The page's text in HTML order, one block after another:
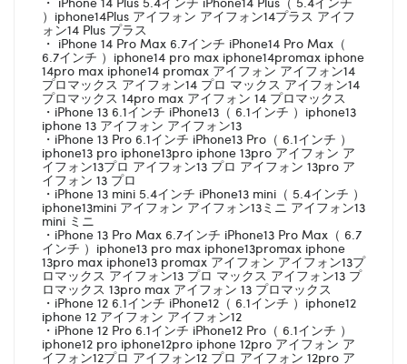
）iphone14Plus アイフォン アイフォン14プラス アイフ
ォン14 Plus プラス
・ iPhone 14 Pro Max 6.7インチ iPhone14 Pro Max（
6.7インチ ）iphone14 pro max iphone14promax iphone
14pro max iphone14 promax アイフォン アイフォン14
プロマックス アイフォン14 プロ マックス アイフォン14
プロマックス 14pro max アイフォン 14 プロマックス
・iPhone 13 6.1インチ iPhone13（ 6.1インチ ）iphone13
iphone 13 アイフォン アイフォン13
・iPhone 13 Pro 6.1インチ iPhone13 Pro（ 6.1インチ ）
iphone13 pro iphone13pro iphone 13pro アイフォン ア
イフォン13プロ アイフォン13 プロ アイフォン 13pro ア
イフォン 13 プロ
・iPhone 13 mini 5.4インチ iPhone13 mini（ 5.4インチ ）
iphone13mini アイフォン アイフォン13ミニ アイフォン13
mini ミニ
・iPhone 13 Pro Max 6.7インチ iPhone13 Pro Max（ 6.7
インチ ）iphone13 pro max iphone13promax iphone
13pro max iphone13 promax アイフォン アイフォン13プ
ロマックス アイフォン13 プロ マックス アイフォン13 プ
ロマックス 13pro max アイフォン 13 プロマックス
・iPhone 12 6.1インチ iPhone12（ 6.1インチ ）iphone12
iphone 12 アイフォン アイフォン12
・iPhone 12 Pro 6.1インチ iPhone12 Pro（ 6.1インチ ）
iphone12 pro iphone12pro iphone 12pro アイフォン ア
イフォン12プロ アイフォン12 プロ アイフォン 12pro ア